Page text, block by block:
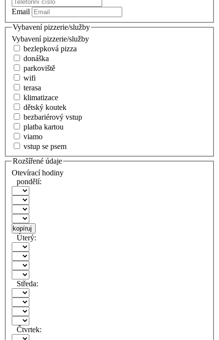
Email
Vybavení pizzerie/služby
Vybavení pizzerie/služby
bezlepková pizza
donáška
parkoviště
wifi
terasa
klimatizace
dětský koutek
bezbariérový vstup
platba kartou
viamo
vstup se psem
Rozšířené údaje
Otevírací hodiny
pondělí:
kopíruj
Úterý:
Středa:
Čtvrtek: